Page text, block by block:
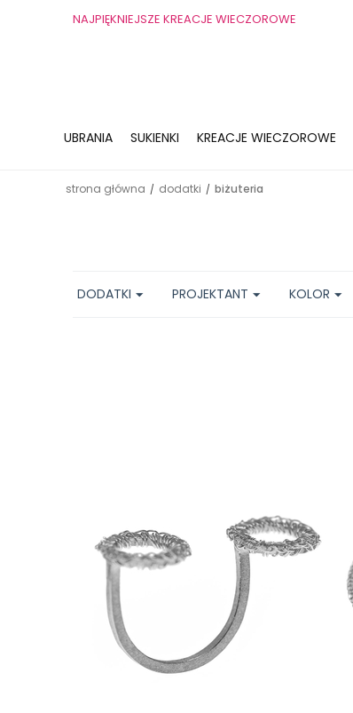
NAJPIĘKNIEJSZE KREACJE WIECZOROWE
UBRANIA SUKIENKI KREACJE WIECZOROWE
strona główna / dodatki / biżuteria
DODATKI PROJEKTANT KOLOR